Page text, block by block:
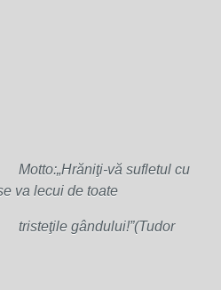
vă sufletul cu
va lecui de toate